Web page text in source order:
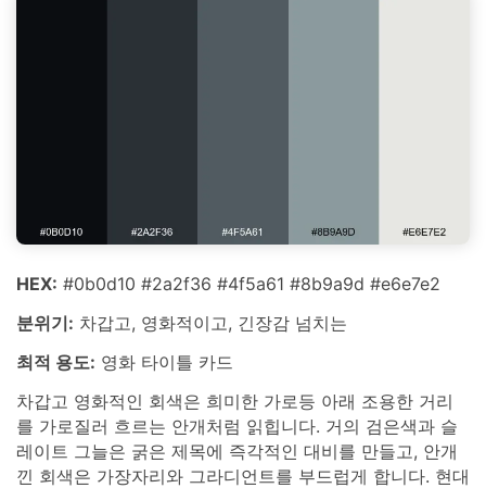
HEX: #0b0d10 #2a2f36 #4f5a61 #8b9a9d #e6e7e2
분위기: 차갑고, 영화적이고, 긴장감 넘치는
최적 용도: 영화 타이틀 카드
차갑고 영화적인 회색은 희미한 가로등 아래 조용한 거리
를 가로질러 흐르는 안개처럼 읽힙니다. 거의 검은색과 슬
레이트 그늘은 굵은 제목에 즉각적인 대비를 만들고, 안개
낀 회색은 가장자리와 그라디언트를 부드럽게 합니다. 현대